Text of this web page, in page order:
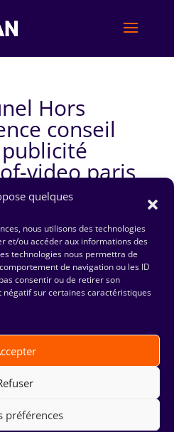
quelques
nous utilisons des technologies
et/ou accéder aux informations des
technologies nous permettra de
de navigation ou les ID
consentir ou de retirer son
sur certaines caractéristiques
préférences
Hors
conseil
video paris